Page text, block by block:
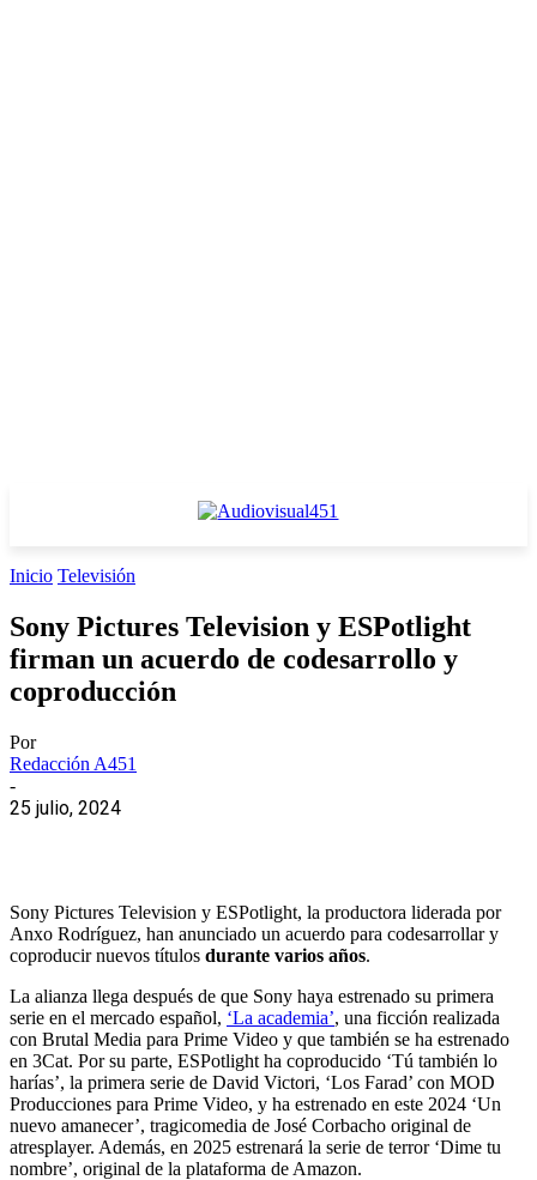
Inicio Televisión
Sony Pictures Television y ESPotlight
firman un acuerdo de codesarrollo y
coproducción
Por
Redacción A451
-
25 julio, 2024
Sony Pictures Television y ESPotlight, la productora liderada por
Anxo Rodríguez, han anunciado un acuerdo para codesarrollar y
coproducir nuevos títulos durante varios años.
La alianza llega después de que Sony haya estrenado su primera
serie en el mercado español, ‘La academia’, una ficción realizada
con Brutal Media para Prime Video y que también se ha estrenado
en 3Cat. Por su parte, ESPotlight ha coproducido ‘Tú también lo
harías’, la primera serie de David Victori, ‘Los Farad’ con MOD
Producciones para Prime Video, y ha estrenado en este 2024 ‘Un
nuevo amanecer’, tragicomedia de José Corbacho original de
atresplayer. Además, en 2025 estrenará la serie de terror ‘Dime tu
nombre’, original de la plataforma de Amazon.